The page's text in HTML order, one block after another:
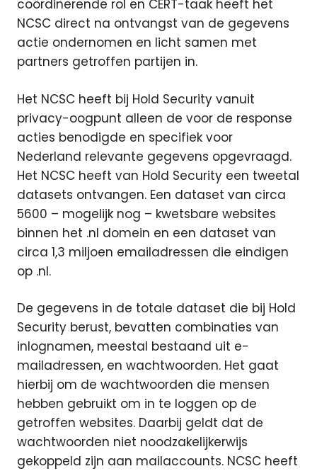
coördinerende rol en CERT-taak heeft het
NCSC direct na ontvangst van de gegevens
actie ondernomen en licht samen met
partners getroffen partijen in.
Het NCSC heeft bij Hold Security vanuit
privacy-oogpunt alleen de voor de response
acties benodigde en specifiek voor
Nederland relevante gegevens opgevraagd.
Het NCSC heeft van Hold Security een tweetal
datasets ontvangen. Een dataset van circa
5600 – mogelijk nog – kwetsbare websites
binnen het .nl domein en een dataset van
circa 1,3 miljoen emailadressen die eindigen
op .nl.
De gegevens in de totale dataset die bij Hold
Security berust, bevatten combinaties van
inlognamen, meestal bestaand uit e-
mailadressen, en wachtwoorden. Het gaat
hierbij om de wachtwoorden die mensen
hebben gebruikt om in te loggen op de
getroffen websites. Daarbij geldt dat de
wachtwoorden niet noodzakelijkerwijs
gekoppeld zijn aan mailaccounts. NCSC heeft